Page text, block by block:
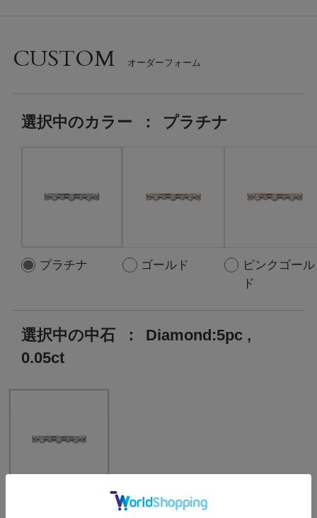
CUSTOM
選択中のカラー ： プラチナ
プラチナ ゴールド
ピンクゴール
ド
選択中の中石 ：
Diamond:5pc ,
0.05ct